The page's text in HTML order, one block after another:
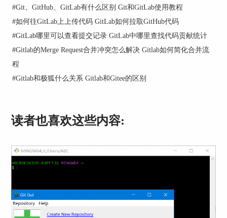
能。因此，究竟哪个更好，很大程度上取决于团队
的具体需求和使用习惯。
二、GitLab和GitHub共通吗
尽管GitLab和GitHub在某些功能和定位上有所不
同，但它们之间也存在很多共通之处。
首先，它们都基于Git，为用户提供了强大的版本
#Git、GitHub、GitLab有什么区别 Git和GitLab使用教程
#如何往GitLab上上传代码 GitLab如何拉取GitHub代码
#GitLab哪里可以查看提交记录 GitLab中哪里查找代码贡献统计
#Gitlab的Merge Request合并冲突怎么解决 Gitlab如何简化合并流
程
#Gitlab和极狐什么关系 Gitlab和Gitee的区别
读者也喜欢这些内容: